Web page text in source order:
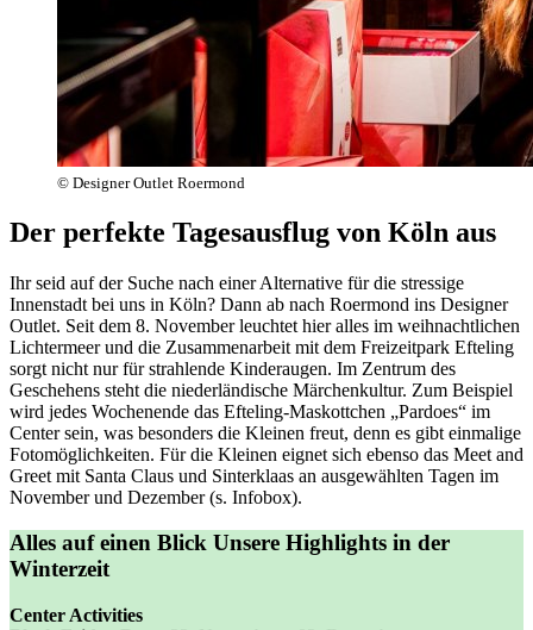
© Designer Outlet Roermond
Der perfekte Tagesausflug von Köln aus
Ihr seid auf der Suche nach einer Alternative für die stressige
Innenstadt bei uns in Köln? Dann ab nach Roermond ins Designer
Outlet. Seit dem 8. November leuchtet hier alles im weihnachtlichen
Lichtermeer und die Zusammenarbeit mit dem Freizeitpark Efteling
sorgt nicht nur für strahlende Kinderaugen. Im Zentrum des
Geschehens steht die niederländische Märchenkultur. Zum Beispiel
wird jedes Wochenende das Efteling-Maskottchen „Pardoes“ im
Center sein, was besonders die Kleinen freut, denn es gibt einmalige
Fotomöglichkeiten. Für die Kleinen eignet sich ebenso das Meet and
Greet mit Santa Claus und Sinterklaas an ausgewählten Tagen im
November und Dezember (s. Infobox).
Alles auf einen Blick Unsere Highlights in der
Winterzeit
Center Activities